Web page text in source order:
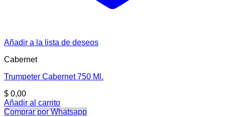
Añadir a la lista de deseos
Cabernet
Trumpeter Cabernet 750 Ml.
$ 0,00
Añadir al carrito
Comprar por Whatsapp